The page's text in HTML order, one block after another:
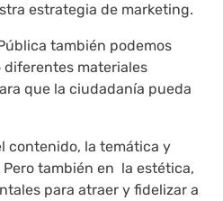
estrategia de marketing.
también podemos
materiales
que la ciudadanía pueda
contenido, la temática y
también en la estética,
para atraer y fidelizar a